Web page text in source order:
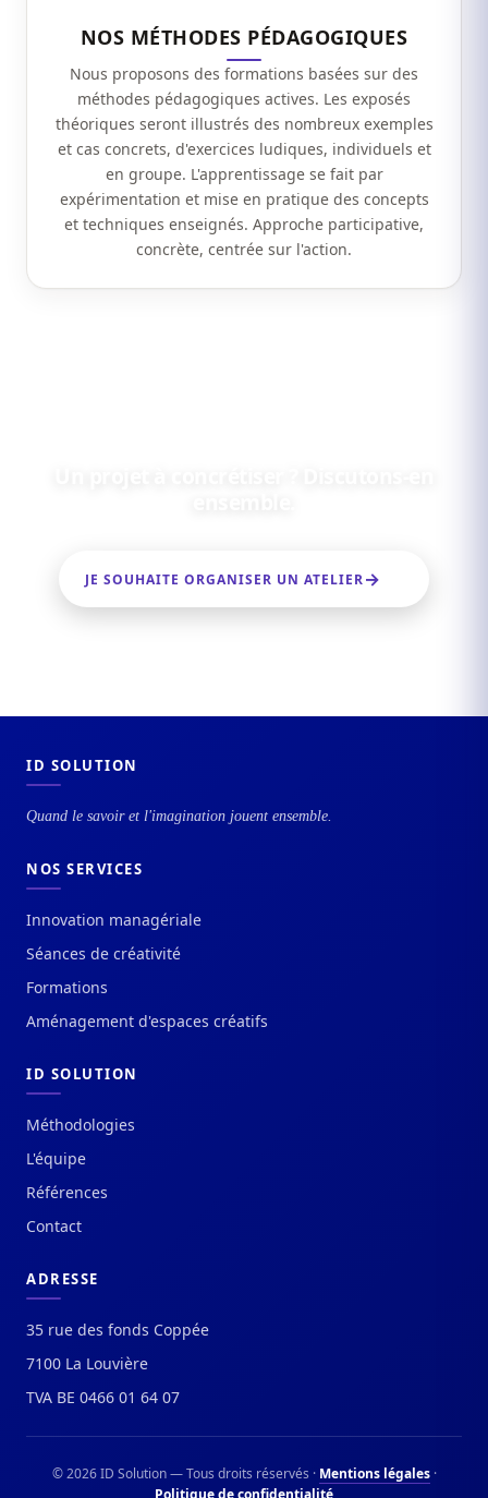
NOS MÉTHODES PÉDAGOGIQUES
Nous proposons des formations basées sur des
méthodes pédagogiques actives. Les exposés
théoriques seront illustrés des nombreux exemples
et cas concrets, d'exercices ludiques, individuels et
en groupe. L'apprentissage se fait par
expérimentation et mise en pratique des concepts
et techniques enseignés. Approche participative,
concrète, centrée sur l'action.
JE SOUHAITE ORGANISER UN ATELIER
ID SOLUTION
Quand le savoir et l'imagination jouent ensemble.
NOS SERVICES
Innovation managériale
Séances de créativité
Formations
Aménagement d'espaces créatifs
ID SOLUTION
Méthodologies
L'équipe
Références
Contact
ADRESSE
35 rue des fonds Coppée
7100 La Louvière
TVA BE 0466 01 64 07
© 2026 ID Solution — Tous droits réservés · Mentions légales·